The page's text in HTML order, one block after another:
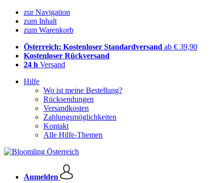
zur Navigation
zum Inhalt
zum Warenkorb
Österreich: Kostenloser Standardversand ab € 39,90
Kostenloser Rückversand
24 h Versand
Hilfe
Wo ist meine Bestellung?
Rücksendungen
Versandkosten
Zahlungsmöglichkeiten
Kontakt
Alle Hilfe-Themen
Anmelden